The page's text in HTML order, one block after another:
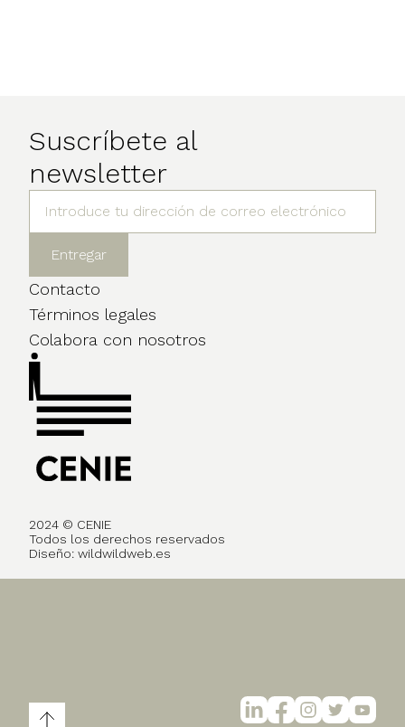
Suscríbete al
newsletter
Contacto
Términos legales
Colabora con nosotros
2024 © CENIE
Todos los derechos reservados
Diseño: wildwildweb.es